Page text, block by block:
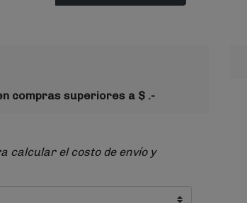
compras superiores a $ .-
calcular el costo de envío y